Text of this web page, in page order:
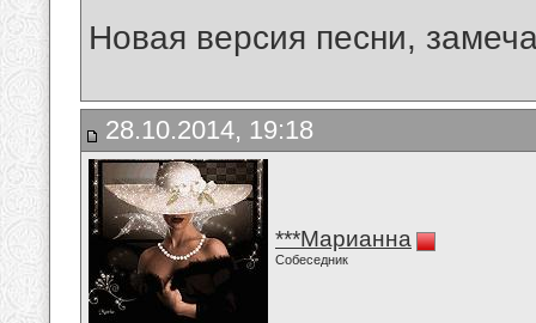
Новая версия песни,
28.10.2014, 19:18
***Марианна
Собеседник